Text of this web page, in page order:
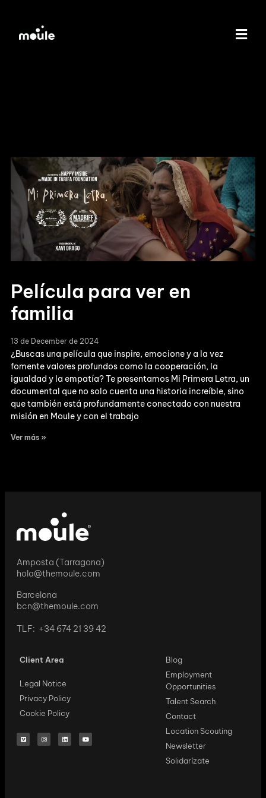
Película para ver en
familia
13 de December de 2024
¿Buscas una película que inspire, emocione y a la vez
fomente valores profundos como la cooperación, la
igualdad y la empatía? Te presentamos Mi Primera Letra, un
documental que no solo cuenta una historia increíble, sino
que también está profundamente conectado con nuestra
misión en Moule y con el trabajo
Ver más »
Amposta (Tarragona)
hola@themoule.com
Barcelona
bcn@themoule.com
TLF: +34 674 21 39 42
Client Area
Legal Notice
Privacy Policy
Cookie Policy
Blog
Employment
Opportunities
Talent Search
Contact
Location Scouting
Newsletter
Solidarízate